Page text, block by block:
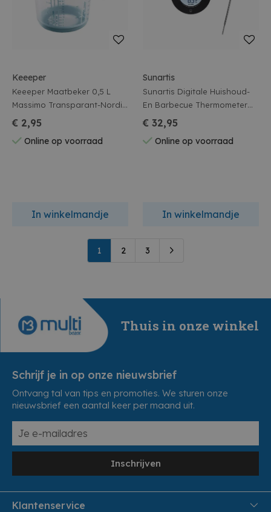
Keeeper
Keeeper Maatbeker 0,5 L
Massimo Transparant-Nordic
Blue
€ 2,95
Online op voorraad
In winkelmandje
Sunartis
Sunartis Digitale Huishoud-
En Barbecue Thermometer
Zwart
€ 32,95
Online op voorraad
In winkelmandje
1 2 3
Thuis in onze winkel
Schrijf je in op onze nieuwsbrief
Ontvang tal van tips en promoties. We sturen onze
nieuwsbrief een aantal keer per maand uit.
Inschrijven
Klantenservice